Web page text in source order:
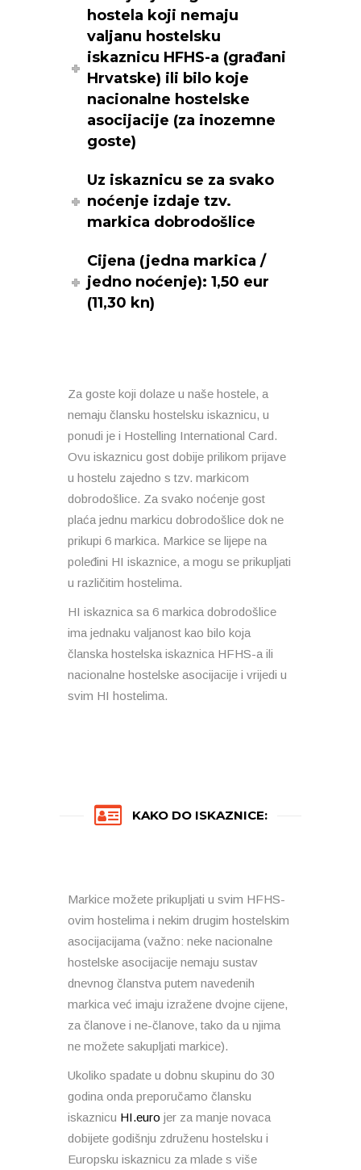
hostela koji nemaju
valjanu hostelsku
iskaznicu HFHS-a (građani
Hrvatske) ili bilo koje
nacionalne hostelske
asocijacije (za inozemne
goste)
Uz iskaznicu se za svako
noćenje izdaje tzv.
markica dobrodošlice
Cijena (jedna markica /
jedno noćenje): 1,50 eur
(11,30 kn)
Za goste koji dolaze u naše hostele, a
nemaju člansku hostelsku iskaznicu, u
ponudi je i Hostelling International Card.
Ovu iskaznicu gost dobije prilikom prijave
u hostelu zajedno s tzv. markicom
dobrodošlice. Za svako noćenje gost
plaća jednu markicu dobrodošlice dok ne
prikupi 6 markica. Markice se lijepe na
poleđini HI iskaznice, a mogu se prikupljati
u različitim hostelima.
HI iskaznica sa 6 markica dobrodošlice
ima jednaku valjanost kao bilo koja
članska hostelska iskaznica HFHS-a ili
nacionalne hostelske asocijacije i vrijedi u
svim HI hostelima.
KAKO DO ISKAZNICE:
Markice možete prikupljati u svim HFHS-
ovim hostelima i nekim drugim hostelskim
asocijacijama (važno: neke nacionalne
hostelske asocijacije nemaju sustav
dnevnog članstva putem navedenih
markica već imaju izražene dvojne cijene,
za članove i ne-članove, tako da u njima
ne možete sakupljati markice).
Ukoliko spadate u dobnu skupinu do 30
godina onda preporučamo člansku
iskaznicu HI.euro jer za manje novaca
dobijete godišnju združenu hostelsku i
Europsku iskaznicu za mlade s više